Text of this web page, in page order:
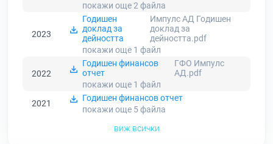
покажи още 2файла
2023
Годишен
доклад за
дейността
Импулс АД Годишен
доклад за
дейността.pdf
покажи още 1 файл
2022
Годишен финансов
отчет
ГФО Импулс
АД.pdf
покажи още 1 файл
2021
Годишен финансов отчет
покажи още 5файла
виж всички